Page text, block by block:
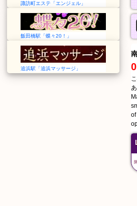
諏訪町エステ「エンジェル」
飯田橋駅「蝶々20！」
追浜駅「追浜マッサージ」 0